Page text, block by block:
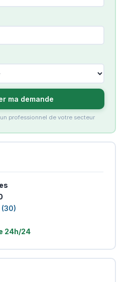
ma demande
professionnel de votre secteur
(30)
24h/24